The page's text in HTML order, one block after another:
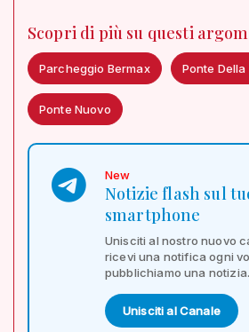
Scopri di più su questi
Parcheggio Bermax Ponte
Ponte Nuovo
New
Notizie flash sul
smartphone
Unisciti al nostro nuovo
ricevi una notifica ogni
pubblichiamo una notizia.
Unisciti al Canale